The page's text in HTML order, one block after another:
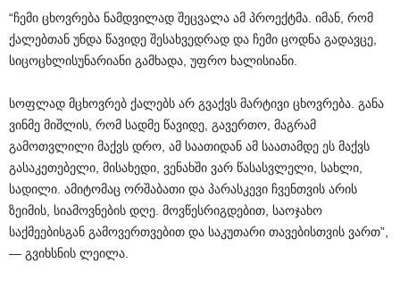
“ჩემი ცხოვრება ნამდვილად შეცვალა ამ პროექტმა. იმან, რომ
ქალებთან უნდა წავიდე შესახვედრად და ჩემი ცოდნა გადავცე,
სიცოცხლისუნარიანი გამხადა, უფრო ხალისიანი.
სოფლად მცხოვრებ ქალებს არ გვაქვს მარტივი ცხოვრება. განა
ვინმე მიშლის, რომ სადმე წავიდე, გავერთო, მაგრამ
გამოთვლილი მაქვს დრო, ამ საათიდან ამ საათამდე ეს მაქვს
გასაკეთებელი, მისახედი, ვენახში ვარ წასასვლელი, სახლი,
სადილი. ამიტომაც ორშაბათი და პარასკევი ჩვენთვის არის
ზეიმის, სიამოვნების დღე. მოვწესრიგდებით, საოჯახო
საქმეებისგან გამოვერთვებით და საკუთარი თავებისთვის ვართ”,
— გვიხსნის ლეილა.